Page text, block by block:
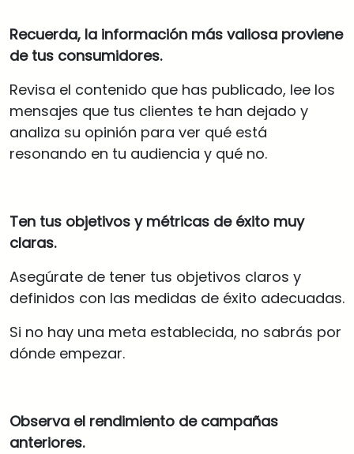
Recuerda, la información más valiosa proviene
de tus consumidores.
Revisa el contenido que has publicado, lee los
mensajes que tus clientes te han dejado y
analiza su opinión para ver qué está
resonando en tu audiencia y qué no.
Ten tus objetivos y métricas de éxito muy
claras.
Asegúrate de tener tus objetivos claros y
definidos con las medidas de éxito adecuadas.
Si no hay una meta establecida, no sabrás por
dónde empezar.
Observa el rendimiento de campañas
anteriores.